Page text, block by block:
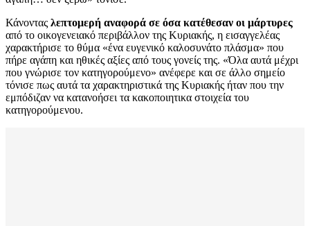
Κάνοντας λεπτομερή αναφορά σε όσα κατέθεσαν οι μάρτυρες
από το οικογενειακό περιβάλλον της Κυριακής, η εισαγγελέας
χαρακτήρισε το θύμα «ένα ευγενικό καλοσυνάτο πλάσμα» που
πήρε αγάπη και ηθικές αξίες από τους γονείς της. «Όλα αυτά μέχρι
που γνώρισε τον κατηγορούμενο» ανέφερε και σε άλλο σημείο
τόνισε πως αυτά τα χαρακτηριστικά της Κυριακής ήταν που την
εμπόδιζαν να κατανοήσει τα κακοποιητικα στοιχεία του
κατηγορούμενου.